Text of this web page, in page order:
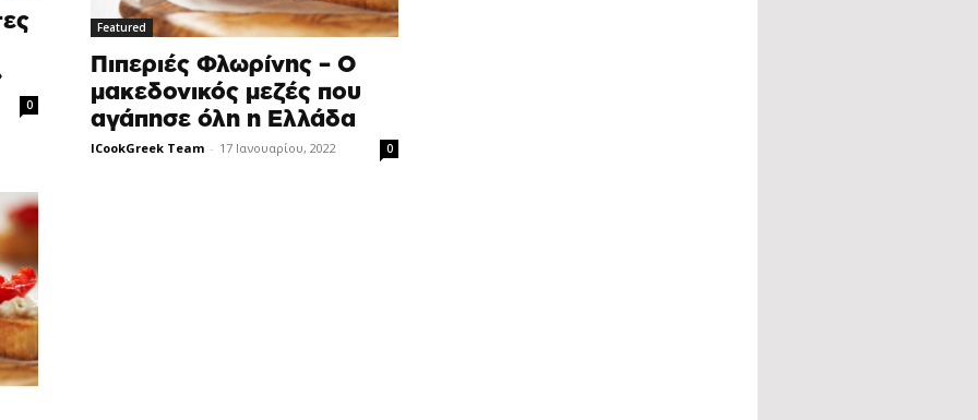
0
Featured
Πιπεριές Φλωρίνης – Ο
μακεδονικός μεζές που
αγάπησε όλη η Ελλάδα
ICookGreek Team - 17 Ιανουαρίου, 2022 0